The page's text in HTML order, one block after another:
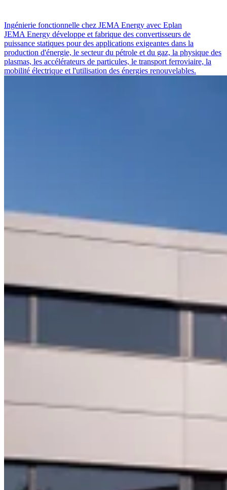
Ingénierie fonctionnelle chez JEMA Energy avec Eplan
JEMA Energy développe et fabrique des convertisseurs de
puissance statiques pour des applications exigeantes dans la
production d'énergie, le secteur du pétrole et du gaz, la physique des
plasmas, les accélérateurs de particules, le transport ferroviaire, la
mobilité électrique et l'utilisation des énergies renouvelables.